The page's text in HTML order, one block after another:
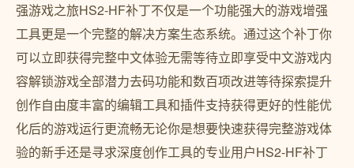
强游戏之旅HS2-HF补丁不仅是一个功能强大的游戏增强
工具更是一个完整的解决方案生态系统。通过这个补丁你
可以立即获得完整中文体验无需等待立即享受中文游戏内
容解锁游戏全部潜力去码功能和数百项改进等待探索提升
创作自由度丰富的编辑工具和插件支持获得更好的性能优
化后的游戏运行更流畅无论你是想要快速获得完整游戏体
验的新手还是寻求深度创作工具的专业用户HS2-HF补丁